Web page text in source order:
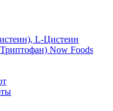
L-Цистеин
Now Foods